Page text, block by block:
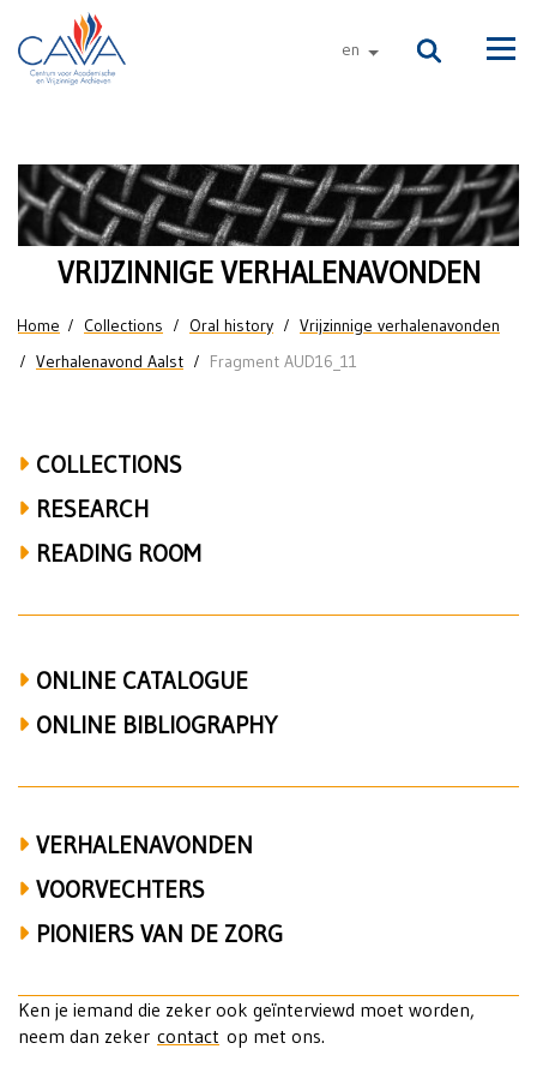
Skip to main content
en other languages
Lydia
Deveen
over
Eerste
Wereldoorlog,
activisme,
Tweede
Wereldoorlog,
valse
Soir,
Herman
Liebaerts
en
Breendonk
VRIJZINNIGE VERHALENAVONDEN
You are here
Home Collections Oral history
Vrijzinnige verhalenavonden
Verhalenavond Aalst
Fragment AUD16_11
COLLECTIONS
RESEARCH
READING ROOM
ONLINE CATALOGUE
ONLINE BIBLIOGRAPHY
VERHALENAVONDEN
VOORVECHTERS
PIONIERS VAN DE ZORG
Ken je iemand die zeker ook geïnterviewd moet worden,
neem dan zeker contact op met ons.